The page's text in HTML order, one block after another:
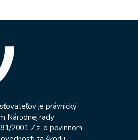
je právnický
Národnej rady
2001 Z.z. o povinnom